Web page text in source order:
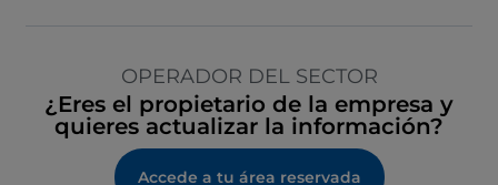
OPERADOR DEL SECTOR
¿Eres el propietario de la empresa y
quieres actualizar la información?
Accede a tu área reservada